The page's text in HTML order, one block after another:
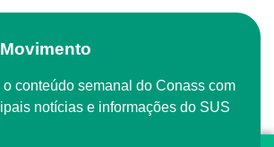
notícias e informações do SUS